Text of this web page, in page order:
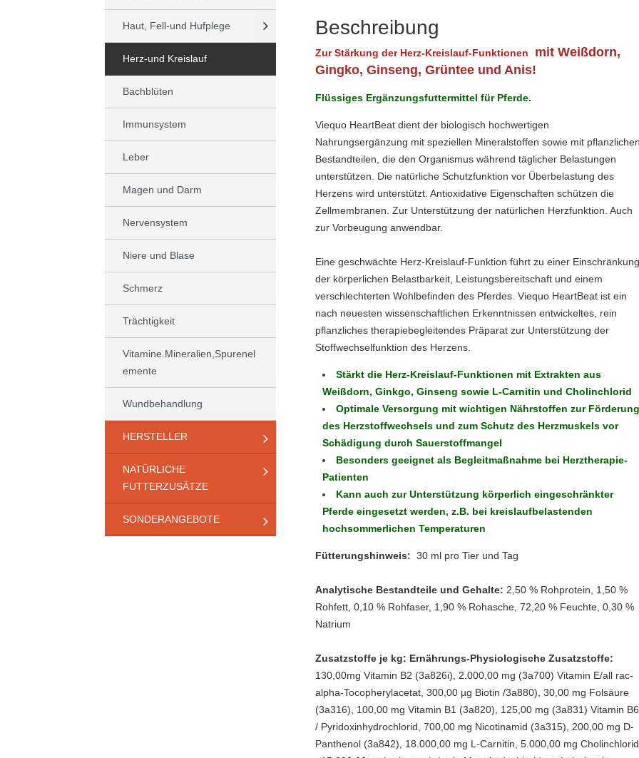
Haut, Fell-und Hufplege
Herz-und Kreislauf
Bachblüten
Immunsystem
Leber
Magen und Darm
Nervensystem
Niere und Blase
Schmerz
Trächtigkeit
Vitamine.Mineralien,Spurenel
emente
Wundbehandlung
HERSTELLER
NATÜRLICHE
FUTTERZUSÄTZE
SONDERANGEBOTE
Beschreibung
Zur Stärkung der Herz-Kreislauf-Funktionen
mit Weißdorn,
Gingko, Ginseng, Grüntee und Anis!
Flüssiges Ergänzungsfuttermittel für Pferde.
Viequo HeartBeat dient der biologisch hochwertigen
Nahrungsergänzung mit speziellen Mineralstoffen sowie mit
Bestandteilen, die den Organismus während täglicher Belastungen
unterstützen. Die natürliche Schutzfunktion vor Überbelastung des
Herzens wird unterstützt. Antioxidative Eigenschaften schützen die
Zellmembranen. Zur Unterstützung der natürlichen Herzfunktion. Auch
zur Vorbeugung anwendbar.
Eine geschwächte Herz-Kreislauf-Funktion führt zu einer
der körperlichen Belastbarkeit, Leistungsbereitschaft und einem
verschlechterten Wohlbefinden des Pferdes. Viequo HeartBeat ist ein
nach neuesten wissenschaftlichen Erkenntnissen entwickeltes, rein
pflanzliches therapiebegleitendes Präparat zur Unterstützung der
Stoffwechselfunktion des Herzens.
Stärkt die Herz-Kreislauf-Funktionen mit Extrakten aus
Weißdorn, Ginkgo, Ginseng sowie L-Carnitin und Cholinchlorid
Optimale Versorgung mit wichtigen Nährstoffen zur
des Herzstoffwechsels und zum Schutz des Herzmuskels vor
Schädigung durch Sauerstoffmangel
Besonders geeignet als Begleitmaßnahme bei Herztherapie-
Patienten
Kann auch zur Unterstützung körperlich eingeschränkter
Pferde eingesetzt werden, z.B. bei kreislaufbelastenden
hochsommerlichen Temperaturen
Fütterungshinweis:30 ml pro Tier und Tag
Analytische Bestandteile und Gehalte: 2,50 % Rohprotein, 1,50 %
Rohfett, 0,10 % Rohfaser, 1,90 % Rohasche, 72,20 % Feuchte, 0,30 %
Natrium
Zusatzstoffe je kg: Ernährungs-Physiologische Zusatzstoffe:
130,00mg Vitamin B2 (3a826i), 2.000,00 mg (3a700) Vitamin E/all rac-
alpha-Tocopherylacetat, 300,00 µg Biotin /3a880), 30,00 mg Folsäure
(3a316), 100,00 mg Vitamin B1 (3a820), 125,00 mg (3a831) Vitamin B6
/ Pyridoxinhydrochlorid, 700,00 mg Nicotinamid (3a315), 200,00 mg D-
Panthenol (3a842), 18.000,00 mg L-Carnitin, 5.000,00 mg Cholinchlorid